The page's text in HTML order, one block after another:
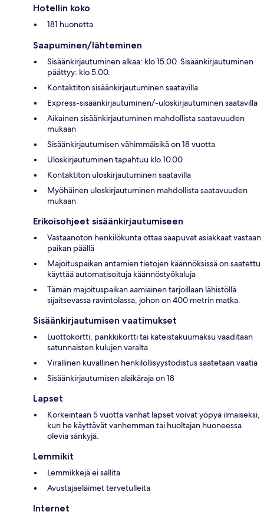
Hotellin koko
181 huonetta
Saapuminen/lähteminen
Sisäänkirjautuminen alkaa: klo 15.00. Sisäänkirjautuminen
päättyy: klo 5.00.
Kontaktiton sisäänkirjautuminen saatavilla
Express-sisäänkirjautuminen/-uloskirjautuminen saatavilla
Aikainen sisäänkirjautuminen mahdollista saatavuuden
mukaan
Sisäänkirjautumisen vähimmäisikä on 18 vuotta
Uloskirjautuminen tapahtuu klo 10.00
Kontaktiton uloskirjautuminen saatavilla
Myöhäinen uloskirjautuminen mahdollista saatavuuden
mukaan
Erikoisohjeet sisäänkirjautumiseen
Vastaanoton henkilökunta ottaa saapuvat asiakkaat vastaan
paikan päällä
Majoituspaikan antamien tietojen käännöksissä on saatettu
käyttää automatisoituja käännöstyökaluja
Tämän majoituspaikan aamiainen tarjoillaan lähistöllä
sijaitsevassa ravintolassa, johon on 400 metrin matka.
Sisäänkirjautumisen vaatimukset
Luottokortti, pankkikortti tai käteistakuumaksu vaaditaan
satunnaisten kulujen varalta
Virallinen kuvallinen henkilöllisyystodistus saatetaan vaatia
Sisäänkirjautumisen alaikäraja on 18
Lapset
Korkeintaan 5 vuotta vanhat lapset voivat yöpyä ilmaiseksi,
kun he käyttävät vanhemman tai huoltajan huoneessa
olevia sänkyjä.
Lemmikit
Lemmikkejä ei sallita
Avustajaeläimet tervetulleita
Internet